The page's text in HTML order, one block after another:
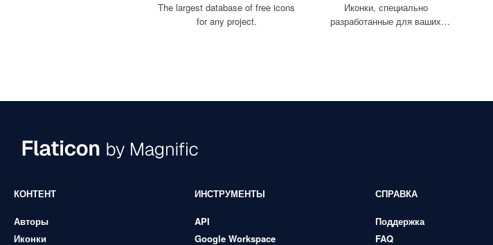
The largest database of free icons
for any project.
Иконки, специально
разработанные для ваших
КОНТЕНТ
Авторы
Иконки
ИНСТРУМЕНТЫ
API
Google Workspace
СПРАВКА
Поддержка
FAQ